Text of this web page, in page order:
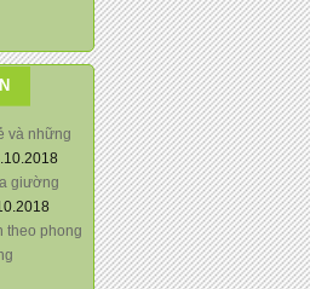
và những
giường
theo phong